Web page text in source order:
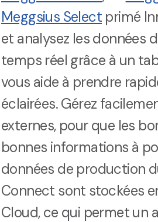
Meggsius Selectprimé
et analysez les données
temps réel grâce à un
vous aide à prendre
éclairées. Gérez
externes, pour que les
bonnes informations à
données de production
Connect sont stockées
Cloud, ce qui permet un